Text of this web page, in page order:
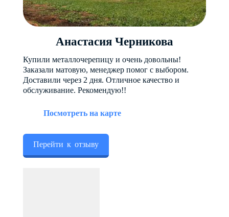
Контакты
+7 (343) 247 2200
Заказать обратный звонок
Анастасия Черникова
Купили металлочерепицу и очень довольны!
Заказали матовую, менеджер помог с выбором.
Доставили через 2 дня. Отличное качество и
обслуживание. Рекомендую!!
Посмотреть на карте
Перейти к отзыву